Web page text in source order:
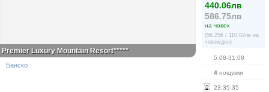
440.06лв
586.75лв
на човек
(56.25€ / 110.02лв на
човек/ден)
5.08-31.08
4 нощувки
23:35:35
Premier Luxury Mountain Resort*****
Банско